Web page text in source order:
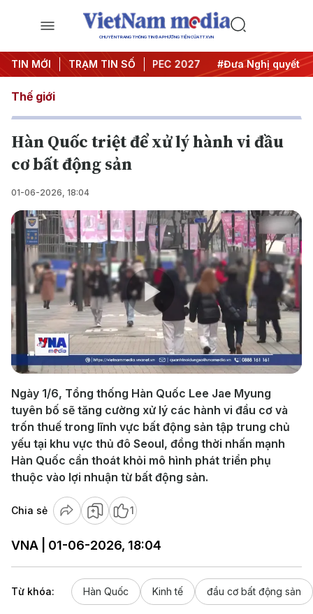
CHUYÊN TRANG THÔNG TIN ĐA PHƯƠNG TIỆN CỦA TTXVN
TIN MỚI TRẠM TIN SỐ
nghị Trung ương 3 #APEC 2027 #Đưa Nghị quyết thành
Thế giới
Hàn Quốc triệt để xử lý hành vi đầu
cơ bất động sản
01-06-2026, 18:04
Play
Video
Ngày 1/6, Tổng thống Hàn Quốc Lee Jae Myung
tuyên bố sẽ tăng cường xử lý các hành vi đầu cơ và
trốn thuế trong lĩnh vực bất động sản tập trung chủ
yếu tại khu vực thủ đô Seoul, đồng thời nhấn mạnh
Hàn Quốc cần thoát khỏi mô hình phát triển phụ
thuộc vào lợi nhuận từ bất động sản.
Chia sẻ 1
VNA | 01-06-2026, 18:04
Từ khóa: Hàn Quốc Kinh tế đầu cơ bất động sản